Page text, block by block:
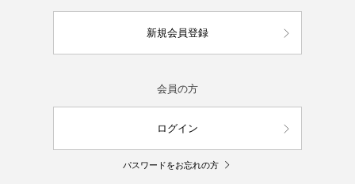
新規会員登録
会員の方
ログイン
パスワードをお忘れの方